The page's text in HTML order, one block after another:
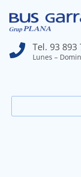
 Tel. 93 893
Lunes –